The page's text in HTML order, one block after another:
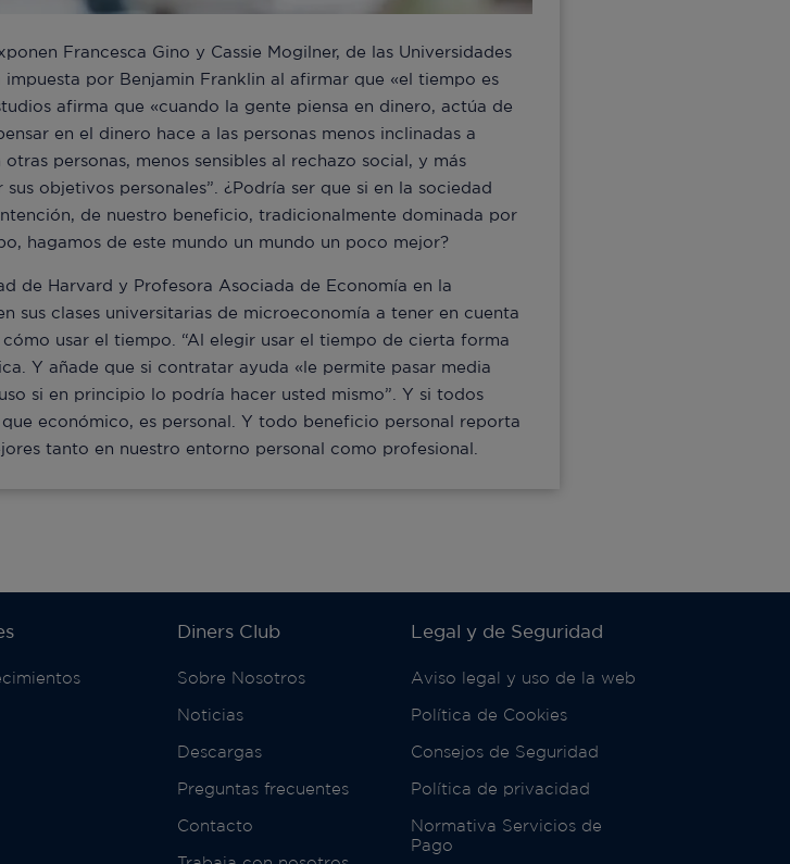
Francesca Gino y Cassie Mogilner, de las Universidades
por Benjamin Franklin al afirmar que «el tiempo es
afirma que «cuando la gente piensa en dinero, actúa de
en el dinero hace a las personas menos inclinadas a
personas, menos sensibles al rechazo social, y más
objetivos personales”. ¿Podría ser que si en la sociedad
de nuestro beneficio, tradicionalmente dominada por
hagamos de este mundo un mundo un poco mejor?
de Harvard y Profesora Asociada de Economía en la
sus clases universitarias de microeconomía a tener en cuenta
cómo usar el tiempo. “Al elegir usar el tiempo de cierta forma
Y añade que si contratar ayuda «le permite pasar media
si en principio lo podría hacer usted mismo”. Y si todos
económico, es personal. Y todo beneficio personal reporta
tanto en nuestro entorno personal como profesional.
Diners Club
Sobre Nosotros
Noticias
Descargas
Preguntas frecuentes
Contacto
Legal y de Seguridad
Aviso legal y uso de la web
Política de Cookies
Consejos de Seguridad
Política de privacidad
Normativa Servicios de
Pago